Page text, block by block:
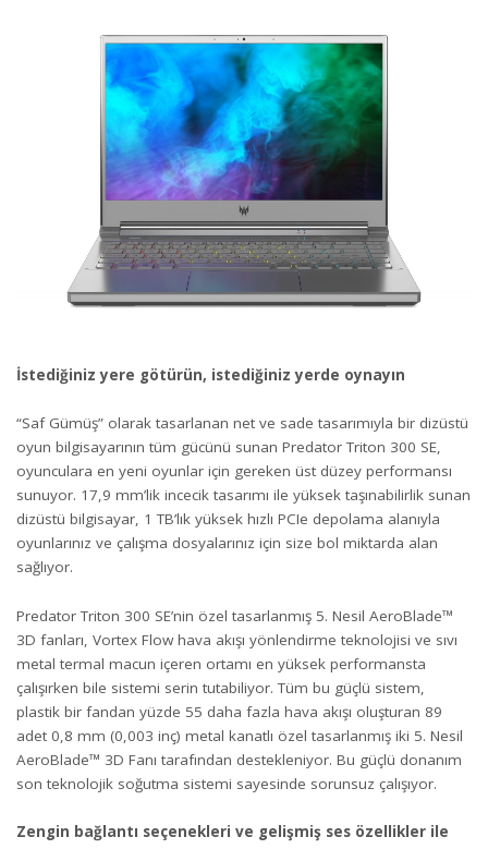
İstediğiniz yere götürün, istediğiniz yerde oynayın
“Saf Gümüş” olarak tasarlanan net ve sade tasarımıyla bir dizüstü
oyun bilgisayarının tüm gücünü sunan Predator Triton 300 SE,
oyunculara en yeni oyunlar için gereken üst düzey performansı
sunuyor. 17,9 mm’lik incecik tasarımı ile yüksek taşınabilirlik sunan
dizüstü bilgisayar, 1 TB’lık yüksek hızlı PCIe depolama alanıyla
oyunlarınız ve çalışma dosyalarınız için size bol miktarda alan
sağlıyor.
Predator Triton 300 SE’nin özel tasarlanmış 5. Nesil AeroBlade™
3D fanları, Vortex Flow hava akışı yönlendirme teknolojisi ve sıvı
metal termal macun içeren ortamı en yüksek performansta
çalışırken bile sistemi serin tutabiliyor. Tüm bu güçlü sistem,
plastik bir fandan yüzde 55 daha fazla hava akışı oluşturan 89
adet 0,8 mm (0,003 inç) metal kanatlı özel tasarlanmış iki 5. Nesil
AeroBlade™ 3D Fanı tarafından destekleniyor. Bu güçlü donanım
son teknolojik soğutma sistemi sayesinde sorunsuz çalışıyor.
Zengin bağlantı seçenekleri ve gelişmiş ses özellikler ile